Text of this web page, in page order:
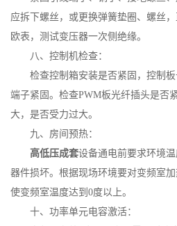
应拆下螺丝，或更换弹簧垫圈、螺丝
欧表，测试变压器一次侧绝缘。
八、控制机检查：
检查控制箱安装是否紧固，控制板
端子紧固。检查PWM板光纤插头是否
大，是否受力过大。
九、房间预热：
高低压成套设备通电前要求环境
器件损坏。根据现场环境要对变频室加
使变频室温度达到0度以上。
十、功率单元电容激活：